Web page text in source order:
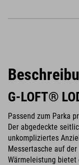
G-LOFT®
Passend zum Parka
Der abgedeckte
unkompliziertes
Messertasche auf
Wärmeleistung bietet